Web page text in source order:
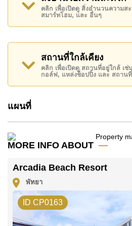
สมุด, สนามเด็กเล่น
สถานที่สำคัญใกล้ Arcadia
ปาร์ค, ถนนคนเดิน , เอเชีย 9 หลุ
เมืองพัทยา, โรงพยาบาลพัทยาอิน
อสังหาริมทรัพย์นี้มีไว้สำหรับขาย
บาท คิดเป็น ฿ 65,306 บาทต่อตาร
โฉนดที่ดินของอสังหาริมทรัพย์นี้อ
ค้นพบโอกาสในการทำให้ที่อยู่อา
คุณ!
ติดต่อ Cornerstone Real Estate
หรือ อีเมล
WhatsApp ของสำนักงาน:
@cornerstonepattaya
คลิก เพื่อเปิดดู สิ่งอำนวนความส
สมาร์ทโฮม, และ อื่นๆ
สถานที่ใกล้เคียง
คลิก เพื่อเปิดดู สถานที่อยู่ใกล้ เ
กอล์ฟ, แหล่งช็อปปิ้ง และ สถาน
แผนที่
MORE INFO ABOUT
Arcadia Beach Resort
พัทยา
ID CP0163